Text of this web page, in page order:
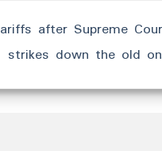
after Supreme
strikes down the old